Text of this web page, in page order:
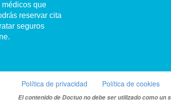
que
reservar cita
seguros
Política de privacidad Política de cookies
El contenido de Doctuo no debe ser utilizado como